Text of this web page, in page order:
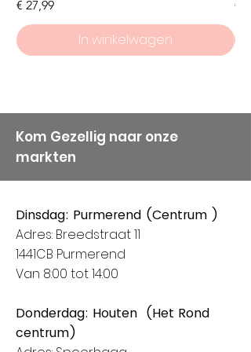
weten dat service en
kwaliteit bij ons hoog in het
vaandel staan, vandaar
Prijs
€ 27,99
In winkelwagen
Prijs
€
Kom Gezellig naar onze
markten
Dinsdag: Purmerend (Centrum )
Adres: Breedstraat 11
1441CB Purmerend
Van 8:00 tot 14:00
Donderdag: Houten (Het Rond
centrum)